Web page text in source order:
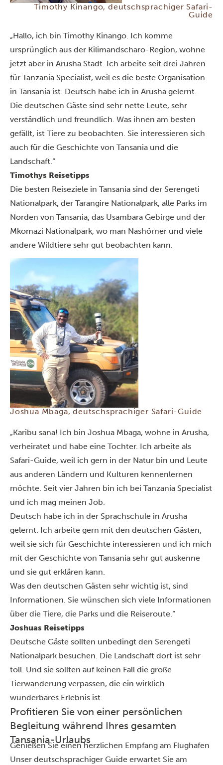
Timothy Kinango, deutschsprachiger Safari-
Guide
„Hallo, ich bin Timothy Kinango. Ich komme
ursprünglich aus der Kilimandscharo-Region, wohne
jetzt aber in Arusha Stadt. Ich arbeite seit drei Jahren
für Tanzania Specialist, weil es die beste Organisation
in Tansania ist. Deutsch habe ich in Arusha gelernt.
Die deutschen Gäste sind sehr nette Leute, sehr
verständlich und freundlich. Was ihnen am besten
gefällt, ist Tiere zu beobachten. Sie interessieren sich
auch für die Geschichte von Tansania und die
Landschaft.“
Timothys Reisetipps
Die besten Reiseziele in Tansania sind der Serengeti
Nationalpark, der Tarangire Nationalpark, alle Parks im
Norden von Tansania, das Usambara Gebirge und der
Mkomazi Nationalpark, wo man Nashörner und viele
andere Wildtiere sehr gut beobachten kann.
Joshua Mbaga, deutschsprachiger Safari-Guide
„Karibu sana! Ich bin Joshua Mbaga, wohne in Arusha,
verheiratet und habe eine Tochter. Ich arbeite als
Safari-Guide, weil ich gern in der Natur bin und Leute
aus anderen Ländern und Kulturen kennenlernen
möchte. Seit vier Jahren bin ich bei Tanzania Specialist
und ich mag meinen Job.
Deutsch habe ich in der Sprachschule in Arusha
gelernt. Ich arbeite gern mit den deutschen Gästen,
weil sie sich für Geschichte interessieren und ich mich
mit der Geschichte von Tansania sehr gut auskenne
und sie gut erklären kann.
Was den deutschen Gästen sehr wichtig ist, sind
Informationen. Sie wünschen sich viele Informationen
über die Tiere, die Parks und die Reiseroute.“
Joshuas Reisetipps
Deutsche Gäste sollten unbedingt den Serengeti
Nationalpark besuchen. Die Landschaft dort ist sehr
toll. Und sie sollten auf keinen Fall die große
Tierwanderung verpassen, die ein wirklich
wunderbares Erlebnis ist.
Profitieren Sie von einer persönlichen
Begleitung während Ihres gesamten
Tansania-Urlaubs
Genießen Sie einen herzlichen Empfang am Flughafen
Unser deutschsprachiger Guide erwartet Sie am